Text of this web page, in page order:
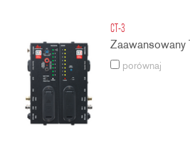
CT-3
Zaawansowany
porównaj